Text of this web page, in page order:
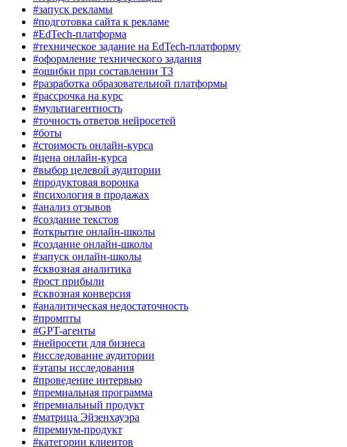
#запуск рекламы
#подготовка сайта к рекламе
#EdTech-платформа
#техническое задание на EdTech-платформу
#оформление технического задания
#ошибки при составлении ТЗ
#разработка образовательной платформы
#рассрочка на курс
#мультиагентность
#точность ответов нейросетей
#боты
#стоимость онлайн-курса
#цена онлайн-курса
#выбор целевой аудитории
#продуктовая воронка
#психология в продажах
#анализ отзывов
#создание текстов
#открытие онлайн-школы
#создание онлайн-школы
#запуск онлайн-школы
#сквозная аналитика
#рост прибыли
#сквозная конверсия
#аналитическая недостаточность
#промпты
#GPT-агенты
#нейросети для бизнеса
#исследование аудитории
#этапы исследования
#проведение интервью
#премиальная программа
#премиальный продукт
#матрица Эйзенхауэра
#премиум-продукт
#категории клиентов